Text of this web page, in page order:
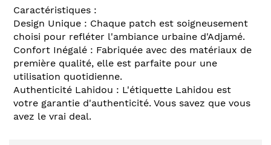
Caractéristiques :
Design Unique : Chaque patch est soigneusement
choisi pour refléter l'ambiance urbaine d'Adjamé.
Confort Inégalé : Fabriquée avec des matériaux de
première qualité, elle est parfaite pour une
utilisation quotidienne.
Authenticité Lahidou : L'étiquette Lahidou est
votre garantie d'authenticité. Vous savez que vous
avez le vrai deal.